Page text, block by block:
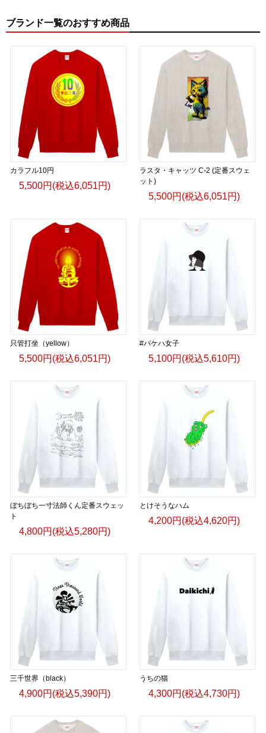
ブランド一覧のおすすめ商品
カラフル10円
5,500円(税込6,051円)
ラスタ・キャッツ C-2 (定番スウェ
ット)
5,500円(税込6,051円)
只管打坐（yellow）
5,500円(税込6,051円)
#バケハ女子
5,100円(税込5,610円)
ぼちぼち一寸法師くん定番スウェッ
ト
4,800円(税込5,280円)
とけそうなハム
4,200円(税込4,620円)
三千世界（black）
4,900円(税込5,390円)
うちの猫
4,300円(税込4,730円)